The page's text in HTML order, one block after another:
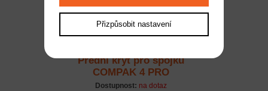
Přední kryt pro spojku
COMPAK 4 PRO
Dostupnost: na dotaz
Přizpůsobit nastavení